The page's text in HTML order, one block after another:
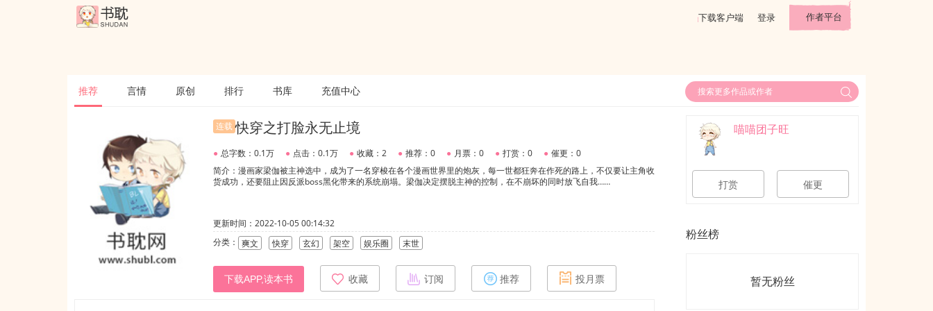
下载客户端 登录 作者平台
推荐 言情 原创 排行 书库 充值中心
连载 快穿之打脸永无止境
● 总字数：0.1万 ● 点击：0.1万 ● 收藏：2 ● 推荐：0 ● 月票：0 ● 打赏：0 ● 催更：0
简介：漫画家梁伽被主神选中，成为了一名穿梭在各个漫画世界里的炮灰，每一世都狂奔在作死的路上，不仅要让主角收
货成功，还要阻止因反派boss黑化带来的系统崩塌。梁伽决定摆脱主神的控制，在不崩坏的同时放飞自我……
更新时间：2022-10-05 00:14:32
分类： 爽文 快穿 玄幻 架空 娱乐圈 末世
下载APP,读本书 收藏 订阅 推荐 投月票
喵喵团子旺
打赏 催更
粉丝榜
暂无粉丝